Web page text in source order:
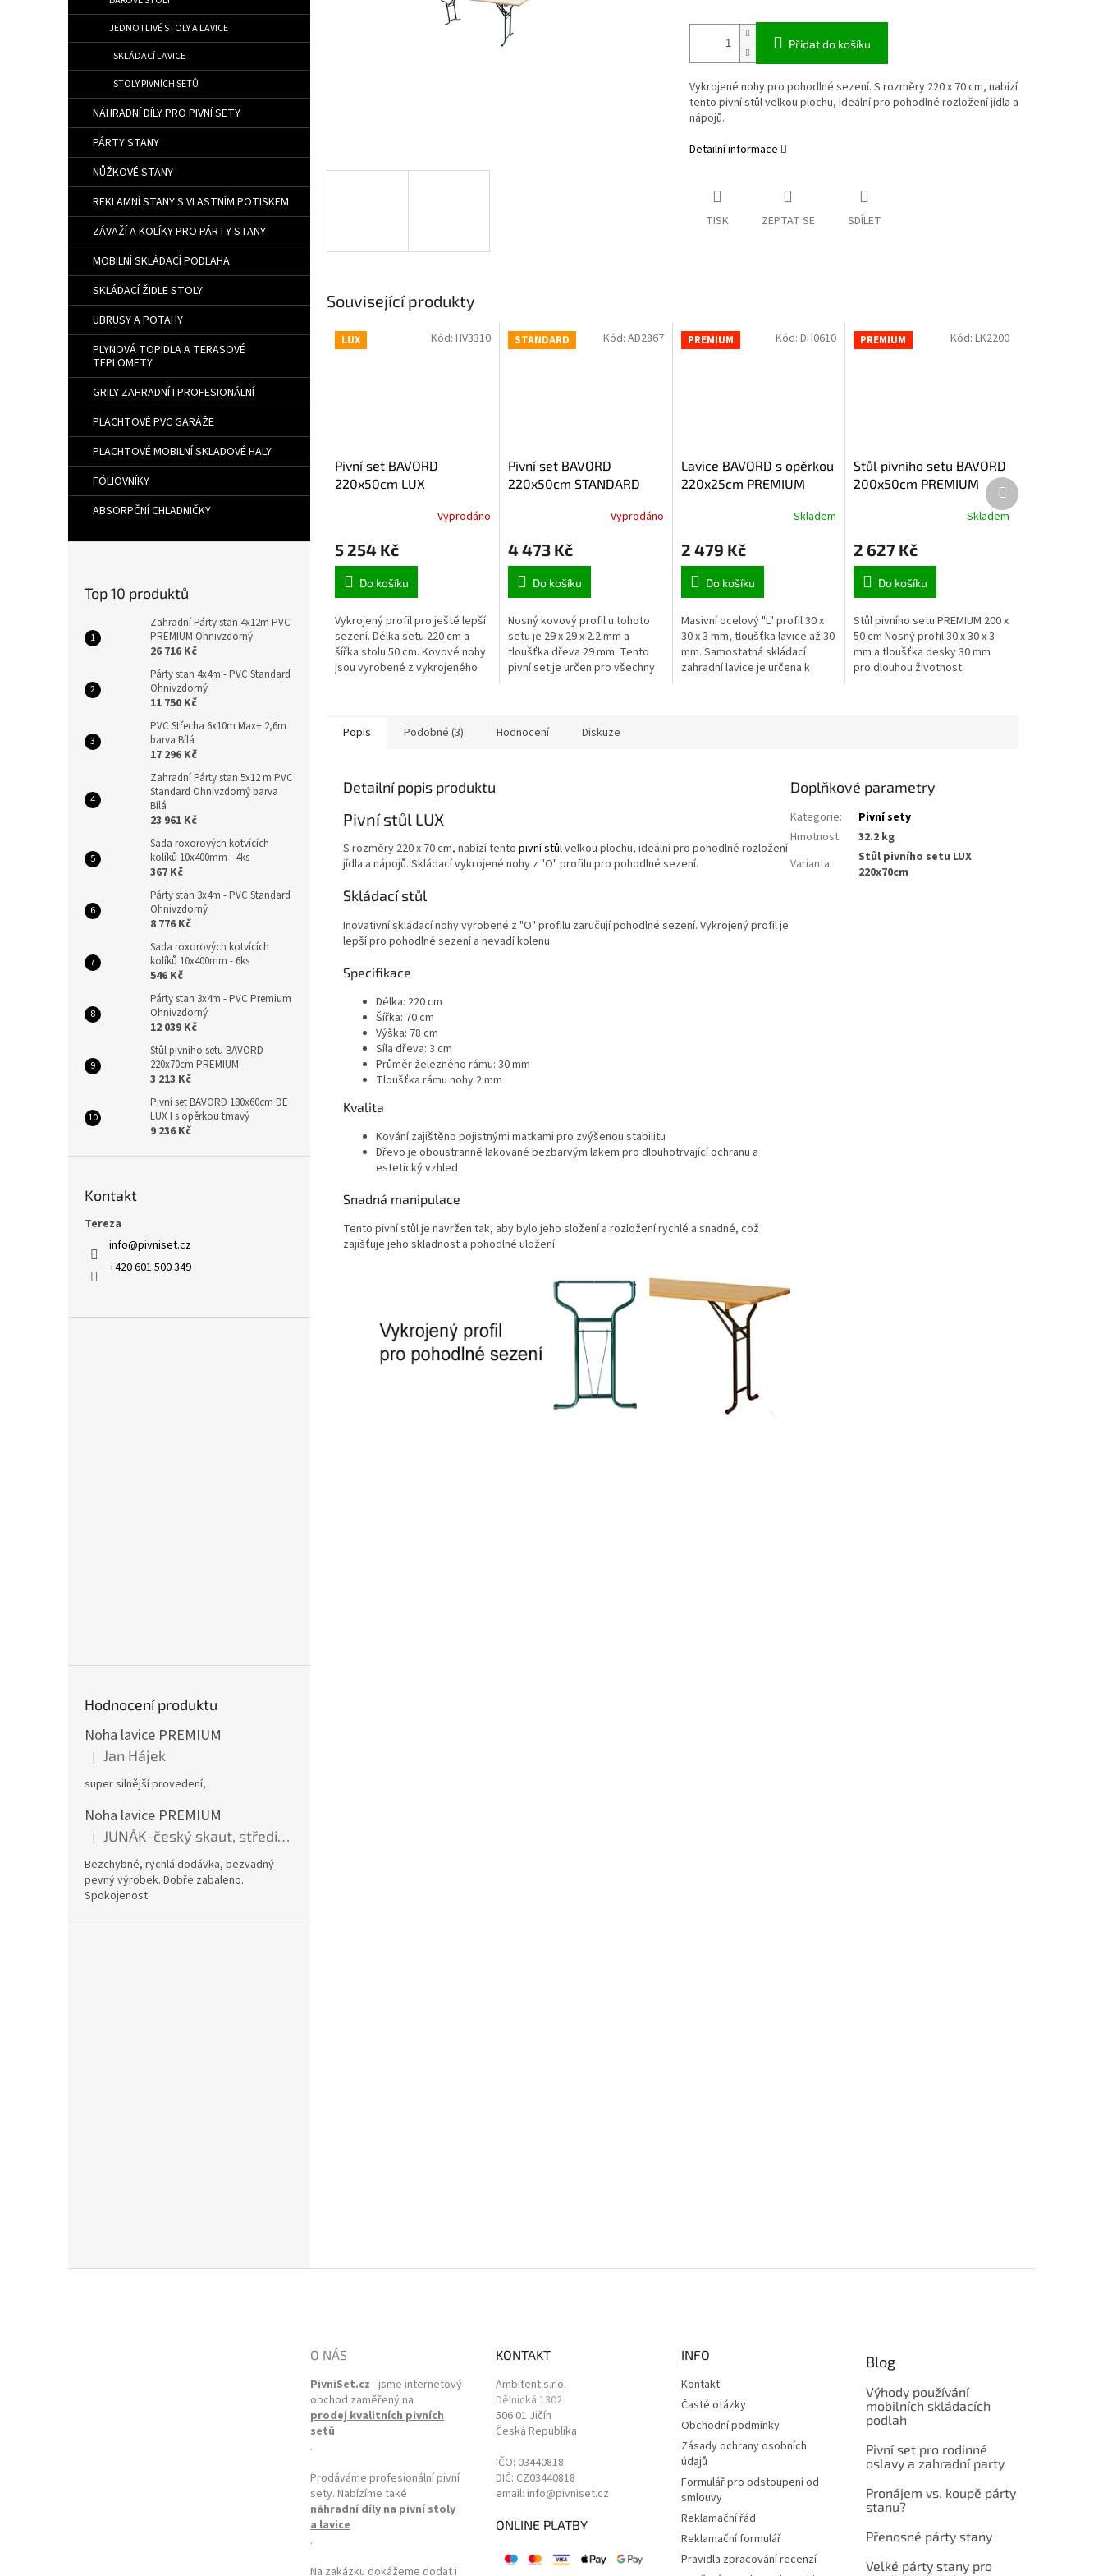
JEDNOTLIVÉ STOLY A LAVICE
SKLÁDACÍ LAVICE
STOLY PIVNÍCH SETŮ
NÁHRADNÍ DÍLY PRO PIVNÍ SETY
PÁRTY STANY
NŮŽKOVÉ STANY
REKLAMNÍ STANY S VLASTNÍM POTISKEM
ZÁVAŽÍ A KOLÍKY PRO PÁRTY STANY
MOBILNÍ SKLÁDACÍ PODLAHA
SKLÁDACÍ ŽIDLE STOLY
UBRUSY A POTAHY
PLYNOVÁ TOPIDLA A TERASOVÉ
TEPLOMETY
GRILY ZAHRADNÍ I PROFESIONÁLNÍ
PLACHTOVÉ PVC GARÁŽE
PLACHTOVÉ MOBILNÍ SKLADOVÉ HALY
FÓLIOVNÍKY
ABSORPČNÍ CHLADNIČKY
Top 10 produktů
Zahradní Párty stan 4x12m PVC
PREMIUM Ohnivzdorný
26 716 Kč
Párty stan 4x4m - PVC Standard
Ohnivzdorný
11 750 Kč
PVC Střecha 6x10m Max+ 2,6m
barva Bílá
17 296 Kč
Zahradní Párty stan 5x12 m PVC
Standard Ohnivzdorný barva
Bílá
23 961 Kč
Sada roxorových kotvících
kolíků 10x400mm - 4ks
367 Kč
Párty stan 3x4m - PVC Standard
Ohnivzdorný
8 776 Kč
Sada roxorových kotvících
kolíků 10x400mm - 6ks
546 Kč
Párty stan 3x4m - PVC Premium
Ohnivzdorný
12 039 Kč
Stůl pivního setu BAVORD
220x70cm PREMIUM
3 213 Kč
Pivní set BAVORD 180x60cm DE
LUX I s opěrkou tmavý
9 236 Kč
Kontakt
Tereza
info@pivniset.cz
+420 601 500 349
Hodnocení produktu
Noha lavice PREMIUM
Hodnocení produktu je 5 z 5 hvězdiček.
| Jan Hájek
super silnější provedení,
Noha lavice PREMIUM
Hodnocení produktu je 5 z 5 hvězdiček.
| JUNÁK-český skaut, středisko BOBŘI
Bezchybné, rychlá dodávka, bezvadný
pevný výrobek. Dobře zabaleno.
Spokojenost
Přidat do košíku
Vykrojené nohy pro pohodlné sezení. S rozměry 220 x 70 cm, nabízí
tento pivní stůl velkou plochu, ideální pro pohodlné rozložení jídla a
nápojů.
Detailní informace
TISK ZEPTAT SE SDÍLET
Související produkty
LUX
Pivní set BAVORD
220x50cm LUX
Vyprodáno
5 254 Kč
Do košíku
Vykrojený profil pro ještě lepší
sezení. Délka setu 220 cm a
šířka stolu 50 cm. Kovové nohy
jsou vyrobené z vykrojeného
Kód: HV3310 STANDARD
Pivní set BAVORD
220x50cm STANDARD
Vyprodáno
4 473 Kč
Do košíku
Nosný kovový profil u tohoto
setu je 29 x 29 x 2.2 mm a
tloušťka dřeva 29 mm. Tento
pivní set je určen pro všechny
Kód: AD2867 PREMIUM
Lavice BAVORD s opěrkou
220x25cm PREMIUM
Skladem
2 479 Kč
Do košíku
Masivní ocelový "L" profil 30 x
30 x 3 mm, tloušťka lavice až 30
mm. Samostatná skládací
zahradní lavice je určena k
Kód:DH0610 PREMIUM
Stůl pivního setu BAVORD
200x50cm PREMIUM
Skladem
2 627 Kč
Do košíku
Stůl pivního setu PREMIUM 200 x
50 cm Nosný profil 30 x 30 x 3
mm a tloušťka desky 30 mm
pro dlouhou životnost.
Kód: LK2200
Další produkt
Popis Podobné (3) Hodnocení Diskuze
Detailní popis produktu
Pivní stůl LUX
S rozměry 220 x 70 cm, nabízí tento pivní stůlvelkou plochu, ideální pro pohodlné rozložení
jídla a nápojů. Skládací vykrojené nohy z "O" profilu pro pohodlné sezení.
Skládací stůl
Inovativní skládací nohy vyrobené z "O" profilu zaručují pohodlné sezení. Vykrojený profil je
lepší pro pohodlné sezení a nevadí kolenu.
Specifikace
Délka: 220 cm
Šířka: 70 cm
Výška: 78 cm
Síla dřeva: 3 cm
Průměr železného rámu: 30 mm
Tloušťka rámu nohy 2 mm
Kvalita
Kování zajištěno pojistnými matkami pro zvýšenou stabilitu
Dřevo je oboustranně lakované bezbarvým lakem pro dlouhotrvající ochranu a
estetický vzhled
Snadná manipulace
Tento pivní stůl je navržen tak, aby bylo jeho složení a rozložení rychlé a snadné, což
zajišťuje jeho skladnost a pohodlné uložení.
Doplňkové parametry
Kategorie:
Pivní sety
Hmotnost:
32.2 kg
Varianta:
Stůl pivního setu LUX
220x70cm
O NÁS
PivniSet.cz - jsme internetový
obchod zaměřený na
prodej kvalitních pivních
setů
.
Prodáváme profesionální pivní
sety. Nabízíme také
náhradní díly na pivní stoly
a lavice
.
Na zakázku dokážeme dodat i
KONTAKT
Ambitent s.r.o.
Dělnická 1302
506 01 Jičín
Česká Republika
IČO: 03440818
DIČ: CZ03440818
email: info@pivniset.cz
ONLINE PLATBY
INFO
Kontakt
Časté otázky
Obchodní podmínky
Zásady ochrany osobních
údajů
Formulář pro odstoupení od
smlouvy
Reklamační řád
Reklamační formulář
Pravidla zpracování recenzí
Blog
Výhody používání
mobilních skládacích
podlah
Pivní set pro rodinné
oslavy a zahradní party
Pronájem vs. koupě párty
stanu?
Přenosné párty stany
Velké párty stany pro